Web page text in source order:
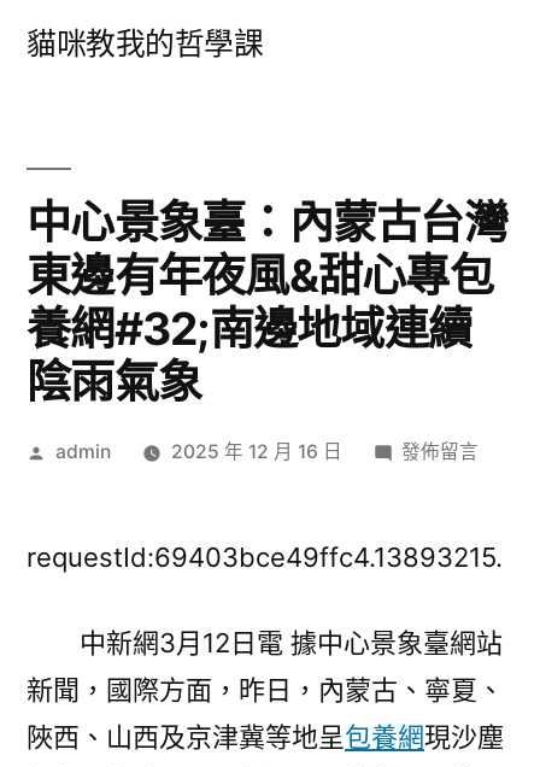
貓咪教我的哲學課
中心景象臺：內蒙古台灣
東邊有年夜風&甜心專包
養網#32;南邊地域連續
陰雨氣象
作
admin 2025 年 12 月 16 日
在
景
內
蒙
古
台
發佈留言
requestId:69403bce49ffc4.13893215.
中新網3月12日電 據中心景象臺網站
新聞，國際方面，昨日，內蒙古、寧夏、
陜西、山西及京津冀等地呈包養網現沙塵